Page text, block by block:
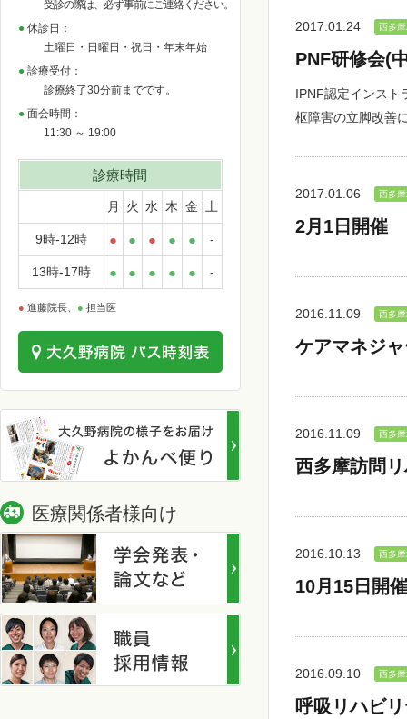
2017.01.24 西多
PNF研修会(
IPNF認定インスト
枢障害の立脚改善
2017.01.06 西多
2月1日開催
2016.11.09 西多
ケアマネジ
2016.11.09 西多
西多摩訪問
2016.10.13 西多
10月15日開
2016.09.10 西多
呼吸リハビ
受診の際は、必ず事前にご連絡ください。
休診日：
土曜日・日曜日・祝日・年末年始
診療受付：
診療終了30分前までです。
面会時間：
11:30 ～ 19:00
診療時間
月 火 水 木 金 土
9時-12時 ● ● ● ● ● -
13時-17時 ● ● ● ● ● -
● 進藤院長、 ● 担当医
医療関係者様向け